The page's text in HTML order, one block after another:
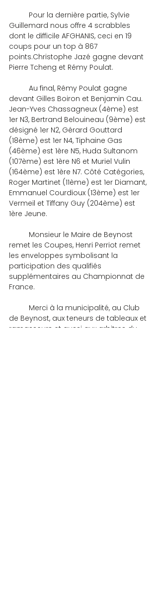
Guillemard nous offre 4 scrabbles
dont le difficile AFGHANIS, ceci en 19
coups pour un top à 867
points.Christophe Jazé gagne devant
Pierre Tcheng et Rémy Poulat.
devant Gilles Boiron et Benjamin Cau.
Jean-Yves Chassagneux (4ème) est
1er N3, Bertrand Belouineau (9ème) est
désigné 1er N2, Gérard Gouttard
(18ème) est 1er N4, Tiphaine Gas
(46ème) est 1ère N5, Huda Sultanom
(107ème) est 1ère N6 et Muriel Vulin
(164ème) est 1ère N7. Côté Catégories,
Roger Martinet (11ème) est 1er Diamant,
Emmanuel Courdioux (13ème) est 1er
Vermeil et Tiffany Guy (204ème) est
1ère Jeune.
remet les Coupes, Henri Perriot remet
les enveloppes symbolisant la
participation des qualifiés
supplémentaires au Championnat de
France.
de Beynost, aux teneurs de tableaux et
ramasseurs et aussi aux arbitres du